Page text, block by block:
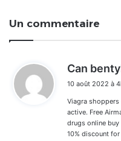
Un commentaire
Can
10 août 2022 à
Viagra shoppers
active. Free
drugs online buy
10% discount